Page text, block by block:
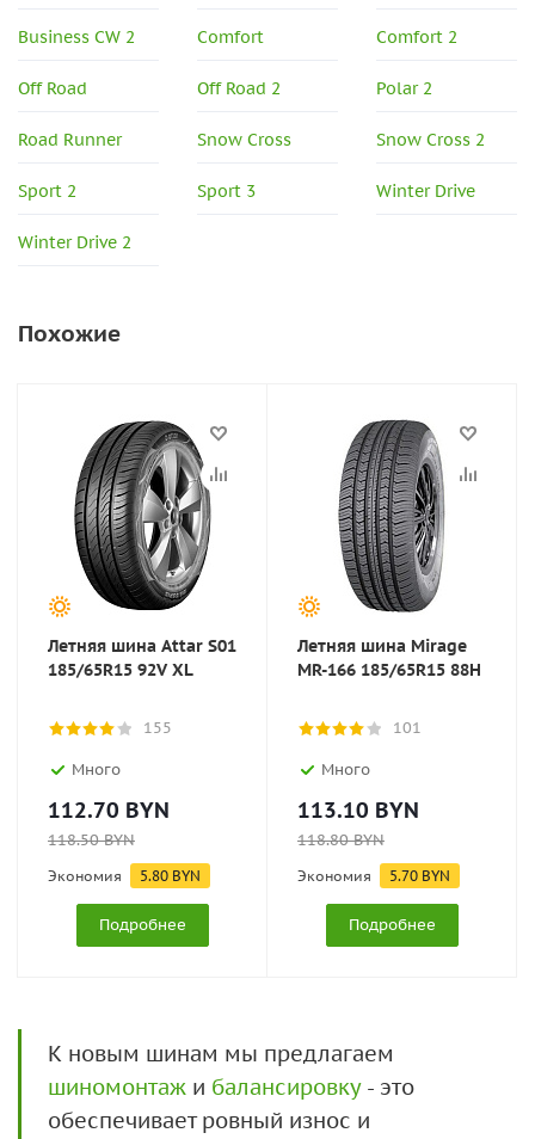
Business CW 2 Comfort Comfort 2
Off Road Off Road 2 Polar 2
Road Runner Snow Cross Snow Cross 2
Sport 2 Sport 3 Winter Drive
Winter Drive 2
Похожие
Летняя шина Attar S01
185/65R15 92V XL
155
Много
112.70 BYN
118.50BYN
Экономия 5.80 BYN
Подробнее
Летняя шина Mirage
MR-166 185/65R15 88H
101
Много
113.10 BYN
118.80BYN
Экономия 5.70 BYN
Подробнее
К новым шинам мы предлагаем
шиномонтаж и балансировку- это
обеспечивает ровный износ и